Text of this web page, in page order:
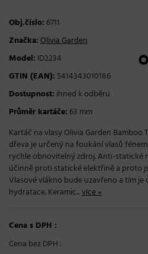
Obj.číslo: 6711
Značka:Olivia Garden
Model: ID2234
GTIN (EAN): 5414343010186
Dostupnost: ihned k odběru
Průměr kartáče: 63 mm
Kartáč na vlasy Olivia Garden
dřeva je určený na foukání vlasů
rychle obnovitelný zdroj. Anti-statické
účinně proti statické elektřině a proto
Vlasové vlákno bude uzavřeno a tím
hydratace. Keramic...více »
Cena s DPH :
Cena bez DPH :